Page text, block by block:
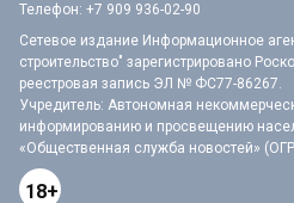
Телефон: +7 909 936-02-90
Сетевое издание Информационное
строительство" зарегистрировано
реестровая запись ЭЛ № ФС77-86267.
Учредитель: Автономная
информированию и просвещению
«Общественная служба новостей»
18+